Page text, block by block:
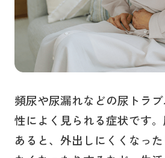
頻尿や尿漏れなどの尿トラ
性によく見られる症状です
あると、外出しにくくなっ